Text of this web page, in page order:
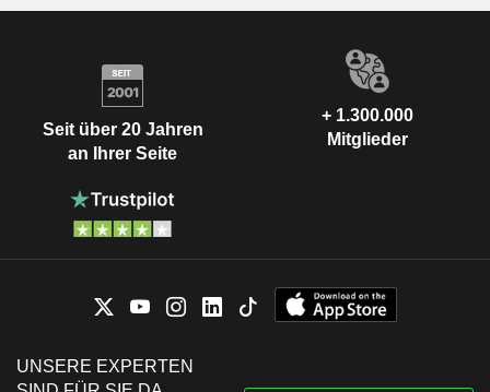
Seit über 20 Jahren
an Ihrer Seite
+ 1.300.000
Mitglieder
UNSERE EXPERTEN